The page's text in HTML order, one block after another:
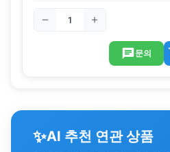
문의
✨AI 추천 연관 상품